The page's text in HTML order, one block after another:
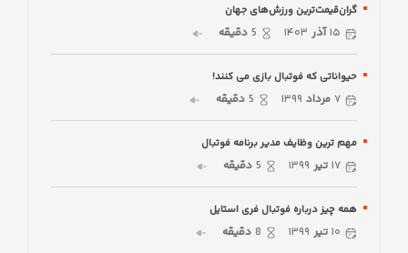
گران‌قیمت‌ترین ورزش‌های جهان
۱۵ آذر ۱۴۰۳ 5 دقیقه
حیواناتی که فوتبال بازی می کنند!
۷ مرداد ۱۳۹۹ 5 دقیقه
مهم ترین وظایف مدیر برنامه فوتبال
۱۷ تیر ۱۳۹۹ 5 دقیقه
همه چیز درباره فوتبال فری استایل
۱۰ تیر ۱۳۹۹ 8 دقیقه